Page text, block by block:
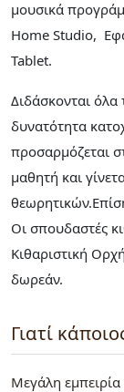
μουσικά
Home Studio,
Tablet.
Διδάσκονται όλα
δυνατότητα
προσαρμόζεται
μαθητή και
Οι σπουδαστές
Κιθαριστική
δωρεάν.
Γιατί
Μεγάλη εμπειρία